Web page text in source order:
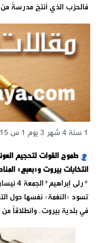
فالحزب الذي أنتجَ مدرسةً
طموح القوات لتحجيم
انتخابات بيروت و«بعبع»
1 سنة 4 شهر 3 يوم 1 س 15 د 3 ث
تسود «النغمة» نفسها حول
في بلدية بيروت. وانطلاقاً